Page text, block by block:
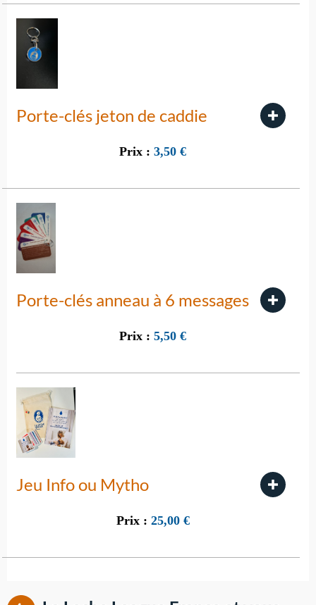
Porte-clés jeton de caddie
Prix : 3,50 €
Porte-clés anneau à 6 messages
Prix : 5,50 €
Jeu Info ou Mytho
Prix : 25,00 €